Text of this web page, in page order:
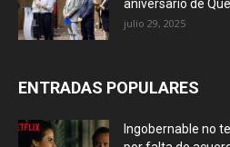
aniversario de
julio 29, 2025
ENTRADAS POPULARES
Ingobernable no